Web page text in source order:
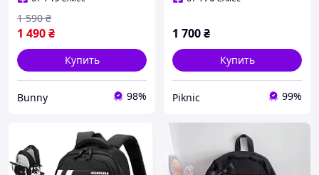
1 490₴
1 590 ₴
Купить
Bunny 98%
1 700₴
Купить
Piknic 99%